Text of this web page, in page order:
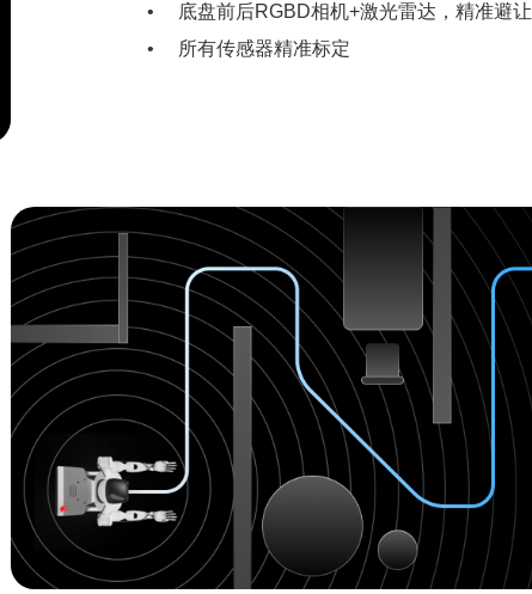
底盘前后RGBD相机+激光雷达，精准避让
所有传感器精准标定